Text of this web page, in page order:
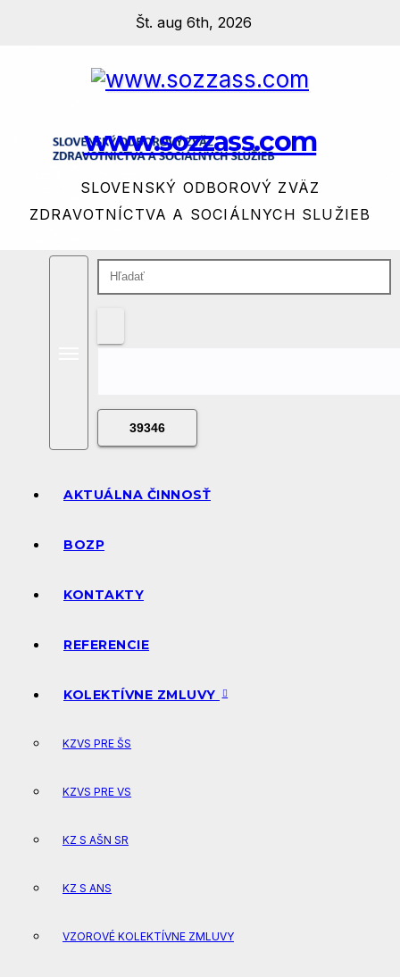
Št. aug 6th, 2026
www.sozzass.com
SLOVENSKÝ ODBOROVÝ ZVÄZ
ZDRAVOTNÍCTVA A SOCIÁLNYCH SLUŽIEB
AKTUÁLNA ČINNOSŤ
BOZP
KONTAKTY
REFERENCIE
KOLEKTÍVNE ZMLUVY
KZVS PRE ŠS
KZVS PRE VS
KZ S AŠN SR
KZ S ANS
VZOROVÉ KOLEKTÍVNE ZMLUVY